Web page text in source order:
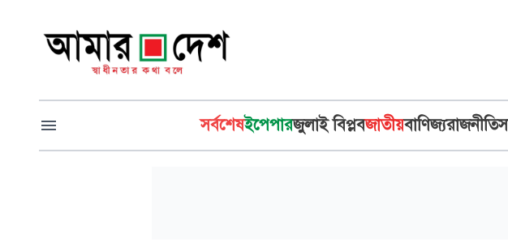
সর্বশেষইপেপারজুলাই বিপ্লবজাতীয়বাণিজ্যরাজনীতি